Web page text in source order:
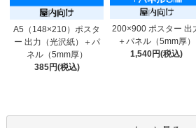
A5（148×210）ポスタ
ー 出力（光沢紙）＋パ
ネル（5mm厚）
385円(税込)
200×900 ポスター 出
＋パネル（5mm厚）
1,540円(税込)